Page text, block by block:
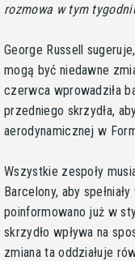
rozmowa w tym
George Russell
mogą być niedawne
czerwca wprowadziła
przedniego skrzydła,
aerodynamicznej w
Wszystkie zespoły
Barcelony, aby
poinformowano już w
skrzydło wpływa na
zmiana ta oddziałuje